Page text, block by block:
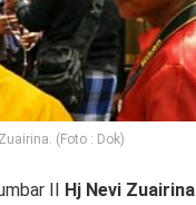
(Foto : Dok)
II Hj Nevi Zuairina